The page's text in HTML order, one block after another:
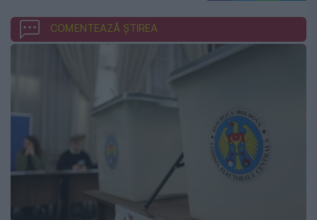
COMENTEAZĂ ȘTIREA